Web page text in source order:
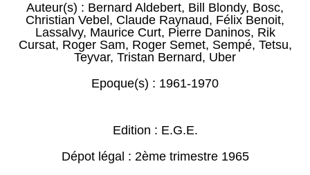
Auteur(s) : Bernard Aldebert, Bill Blondy, Bosc,
Christian Vebel , Claude Raynaud, Félix Benoit,
Lassalvy, Maurice Curt, Pierre Daninos, Rik
Cursat, Roger Sam, Roger Semet, Sempé, Tetsu,
Teyvar, Tristan Bernard, Uber
Epoque(s) : 1961-1970
Edition : E.G.E.
Dépot légal : 2ème trimestre 1965